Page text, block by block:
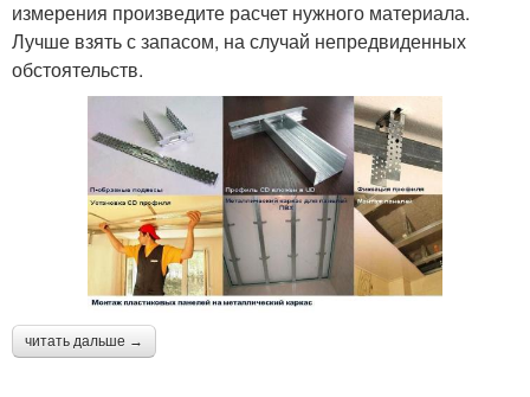
измерения произведите расчет нужного материала.
Лучше взять с запасом, на случай непредвиденных
обстоятельств.
читать дальше →